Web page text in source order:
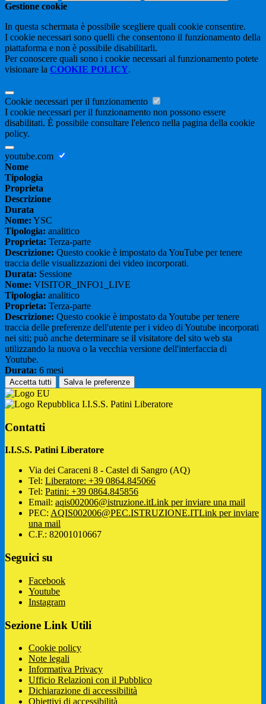
Gestione cookie
In questa schermata è possibile scegliere quali cookie consentire.
I cookie necessari sono quelli che consentono il funzionamento della
piattaforma e non è possibile disabilitarli.
Per conoscere quali sono i cookie necessari al funzionamento potete
visionare la COOKIE POLICY.
Cookie necessari per il funzionamento
I cookie necessari per il funzionamento non possono essere
disabilitati. È possibile consultare l'elenco nella pagina della cookie
policy.
youtube.com
Nome
Tipologia
Proprieta
Descrizione
Durata
Nome: YSC
Tipologia: analitico
Proprieta: Terza-parte
Descrizione: Questo cookie è impostato da YouTube per tenere
traccia delle visualizzazioni dei video incorporati.
Durata: Sessione
Nome: VISITOR_INFO1_LIVE
Tipologia: analitico
Proprieta: Terza-parte
Descrizione: Questo cookie è impostato da Youtube per tenere
traccia delle preferenze dell'utente per i video di Youtube incorporati
nei siti; può anche determinare se il visitatore del sito web sta
utilizzando la nuova o la vecchia versione dell'interfaccia di
Youtube.
Durata: 6 mesi
Accetta tutti Salva le preferenze
I.I.S.S. Patini Liberatore
Contatti
I.I.S.S. Patini Liberatore
Via dei Caraceni 8 - Castel di Sangro (AQ)
Tel: Liberatore: +39 0864.845066
Tel: Patini: +39 0864.845856
Email: aqis002006@istruzione.itLink per inviare una mail
PEC: AQIS002006@PEC.ISTRUZIONE.ITLink per inviare
una mail
C.F.: 82001010667
Seguici su
Facebook
Youtube
Instagram
Sezione Link Utili
Cookie policy
Note legali
Informativa Privacy
Ufficio Relazioni con il Pubblico
Dichiarazione di accessibilità
Obiettivi di accessibilità